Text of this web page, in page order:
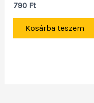
790 Ft
Kosárba teszem